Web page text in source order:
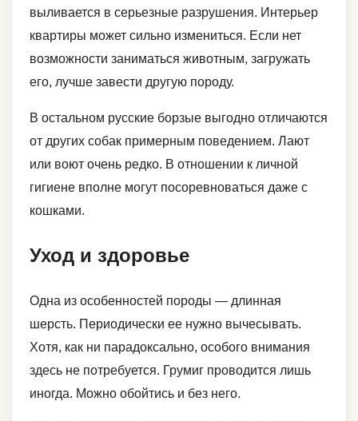
выливается в серьезные разрушения. Интерьер
квартиры может сильно измениться. Если нет
возможности заниматься животным, загружать
его, лучше завести другую породу.
В остальном русские борзые выгодно отличаются
от других собак примерным поведением. Лают
или воют очень редко. В отношении к личной
гигиене вполне могут посоревноваться даже с
кошками.
Уход и здоровье
Одна из особенностей породы — длинная
шерсть. Периодически ее нужно вычесывать.
Хотя, как ни парадоксально, особого внимания
здесь не потребуется. Грумиг проводится лишь
иногда. Можно обойтись и без него.